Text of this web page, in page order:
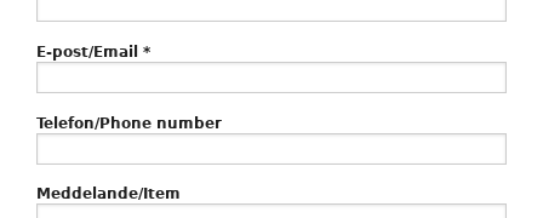
E-post/Email *
Telefon/Phone number
Meddelande/Item